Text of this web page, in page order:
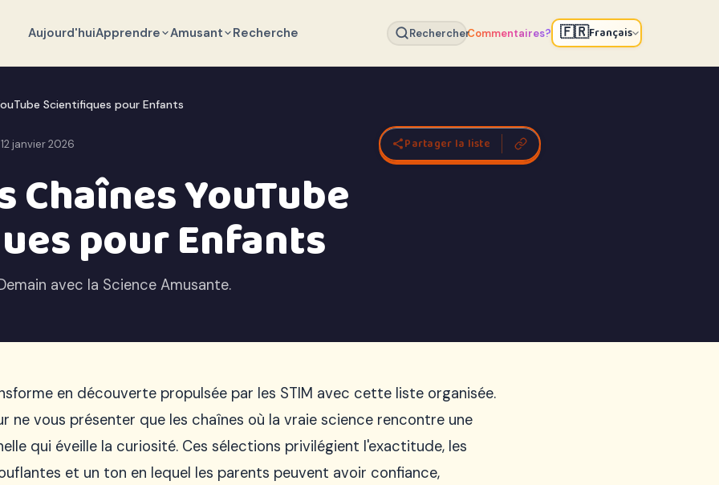
Aujourd'huiApprendre Amusant Recherche RechercherCommentaires? 🇫🇷Français
Scientifiques pour Enfants
janvier 2026 Partager la liste
Chaînes YouTube
pour Enfants
avec la Science Amusante.
en découverte propulsée par les STIM avec cette liste organisée.
ne vous présenter que les chaînes où la vraie science rencontre une
qui éveille la curiosité. Ces sélections privilégient l'exactitude, les
et un ton en lequel les parents peuvent avoir confiance,